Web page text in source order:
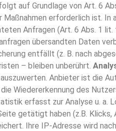
auf Grundlage von Art. 6
Maßnahmen erforderlich ist.
Anfragen (Art. 6 Abs. 1
übersandten Daten
entfällt (z. B. nach
– bleiben unberührt.
Anbieter ist die
Wiedererkennung des
erfasst zur Analyse u. a.
getätigt haben (z.B.
Ihre IP-Adresse wird